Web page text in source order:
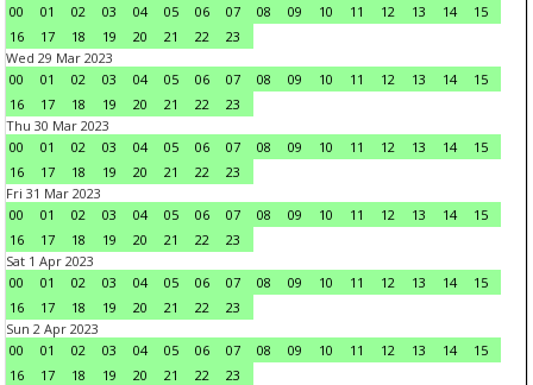
00
01 02 03 04 05 06 07 08 09 10 11 12 13 14
15
16
17 18 19 20 21 22
23
Wed 29 Mar 2023
00
01 02 03 04 05 06 07 08 09 10 11 12 13 14
15
16
17 18 19 20 21 22
23
Thu 30 Mar 2023
00
01 02 03 04 05 06 07 08 09 10 11 12 13 14
15
16
17 18 19 20 21 22
23
Fri 31 Mar 2023
00
01 02 03 04 05 06 07 08 09 10 11 12 13 14
15
16
17 18 19 20 21 22
23
Sat 1 Apr 2023
00
01 02 03 04 05 06 07 08 09 10 11 12 13 14
15
16
17 18 19 20 21 22
23
Sun 2 Apr 2023
00
01 02 03 04 05 06 07 08 09 10 11 12 13 14
15
16
17 18 19 20 21 22
23